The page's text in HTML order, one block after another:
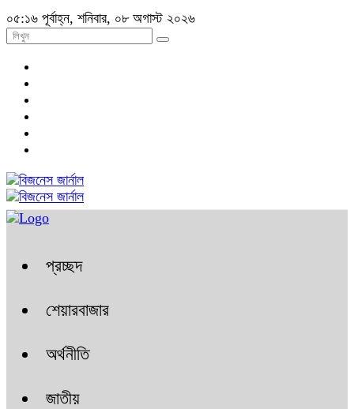
০৫:১৬ পূর্বাহ্ন, শনিবার, ০৮ অগাস্ট ২০২৬
প্রচ্ছদ
শেয়ারবাজার
অর্থনীতি
জাতীয়